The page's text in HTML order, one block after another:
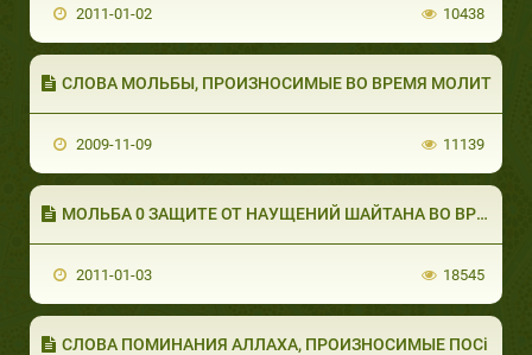
2011-01-02 10438
СЛОВА МОЛЬБЫ, ПРОИЗНОСИМЫЕ ВО ВРЕМЯ МОЛИТ
2009-11-09 11139
МОЛЬБА 0 ЗАЩИТЕ ОТ НАУЩЕНИЙ ШАЙТАНА ВО ВРЕМ&#
2011-01-03 18545
СЛОВА ПОМИНАНИЯ АЛЛАХА, ПРОИЗНОСИМЫЕ ПОСi